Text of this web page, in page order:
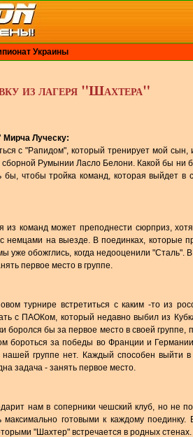
Украины
из лагеря "Шахтера"
Мирча Луческу:
с "Рапидом", который тренирует мой
Румынии Ласло Белони. Какой бы ни
бы, чтобы тройка команд, которая выйдет
из команд может преподнести сюрприз,
немцами на выезде. В поединках, которые
уже обожглись, когда недооценили "Сталь".
первое место в группе.
турнире встретиться с каким -то из
с ПАОКом, который недавно выбил из
боролся бы за первое место в своей
за победы во Франции и
нашей группе нет. Каждый способен
задача - занять первое место.
нам в соперники чешский клуб, но не
максимально готовыми к каждому
"Шахтер" встречается в родных